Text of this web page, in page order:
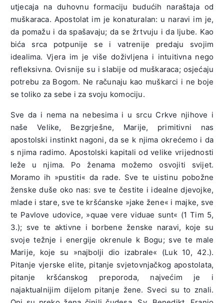
utjecaja na duhovnu formaciju budućih naraštaja od
muškaraca. Apostolat im je konaturalan: u naravi im je,
da pomažu i da spašavaju; da se žrtvuju i da ljube. Kao
bića srca potpunije se i vatrenije predaju svojim
idealima. Vjera im je više doživljena i intuitivna nego
refleksivna. Ovisnije su i slabije od muškaraca; osjećaju
potrebu za Bogom. Ne računaju kao muškarci i ne boje
se toliko za sebe i za svoju komociju.
Sve da i nema na nebesima i u srcu Crkve njihove i
naše Velike, Bezgrješne, Marije, primitivni nas
apostolski instinkt nagoni, da se k njima okrećemo i da
s njima radimo. Apostolski kapitali od velike vrijednosti
leže u njima. Po ženama možemo osvojiti svijet.
Moramo ih »pustiti« da rade. Sve te uistinu pobožne
ženske duše oko nas: sve te čestite i idealne djevojke,
mlade i stare, sve te kršćanske »jake žene« i majke, sve
te Pavlove udovice, »quae vere viduae sunt« (1 Tim 5,
3.); sve te aktivne i borbene ženske naravi, koje su
svoje težnje i energije okrenule k Bogu; sve te male
Marije, koje su »najbolji dio izabrale« (Luk 10, 42.).
Pitanje vjerske elite, pitanje svjetovnjačkog apostolata,
pitanje kršćanskog preporoda, najvećim je i
najaktualnijim dijelom pitanje žene. Sveci su to znali.